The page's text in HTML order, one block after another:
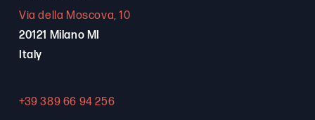
Via della Moscova, 10
20121 Milano MI
Italy
+39 389 66 94 256